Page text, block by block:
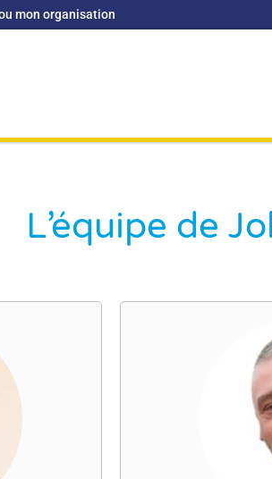
mon organisation
L’équipe de